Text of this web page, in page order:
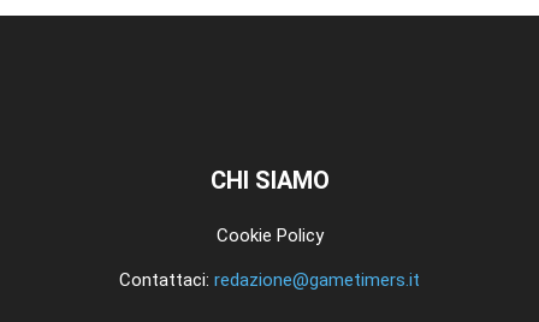
CHI SIAMO
Cookie Policy
Contattaci: redazione@gametimers.it